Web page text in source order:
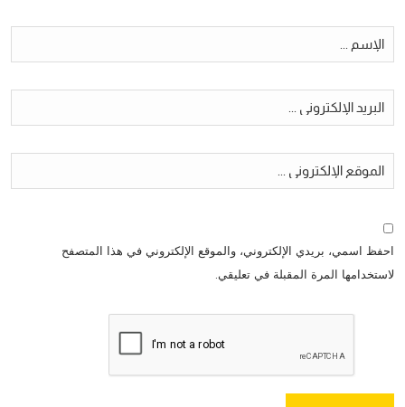
احفظ اسمي، بريدي الإلكتروني، والموقع الإلكتروني في هذا المتصفح
لاستخدامها المرة المقبلة في تعليقي.